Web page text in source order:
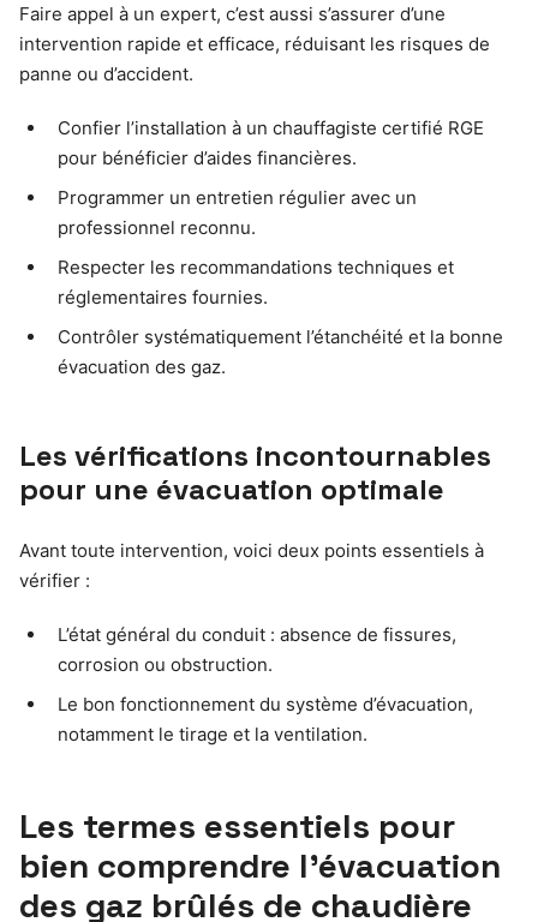
Faire appel à un expert, c’est aussi s’assurer d’une
intervention rapide et efficace, réduisant les risques de
panne ou d’accident.
Confier l’installation à un chauffagiste certifié RGE
pour bénéficier d’aides financières.
Programmer un entretien régulier avec un
professionnel reconnu.
Respecter les recommandations techniques et
réglementaires fournies.
Contrôler systématiquement l’étanchéité et la bonne
évacuation des gaz.
Les vérifications incontournables
pour une évacuation optimale
Avant toute intervention, voici deux points essentiels à
vérifier :
L’état général du conduit : absence de fissures,
corrosion ou obstruction.
Le bon fonctionnement du système d’évacuation,
notamment le tirage et la ventilation.
Les termes essentiels pour
bien comprendre l’évacuation
des gaz brûlés de chaudière